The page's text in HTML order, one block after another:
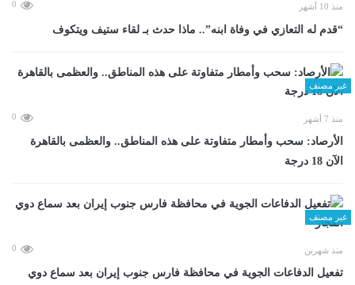
منذ 10 أشهر 0
“قدم له التعازي في وفاة ابنه”.. ماذا حدث بـ لقاء ستيف ويتكوف
غير مصنف
منذ 7 أشهر 0
الأرصاد: سحب وأمطار متفاوتة على هذه المناطق.. والعظمى بالقاهرة
الآن 18 درجة
غير مصنف
منذ شهرين 0
تفعيل الدفاعات الجوية في محافظة فارس جنوب إيران بعد سماع دوي